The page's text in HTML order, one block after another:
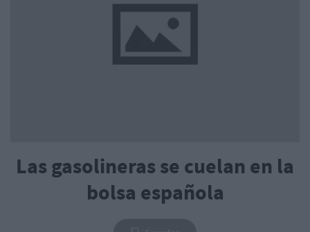
Las gasolineras se cuelan en la
bolsa española